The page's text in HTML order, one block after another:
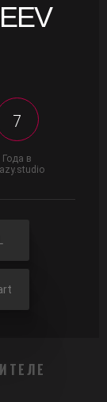
7
Года в